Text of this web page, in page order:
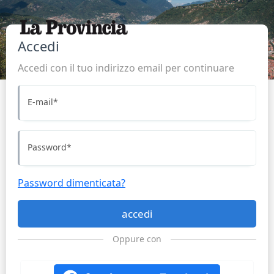
Accedi
Accedi con il tuo indirizzo email per continuare
E-mail*
Password*
Password dimenticata?
accedi
Oppure con